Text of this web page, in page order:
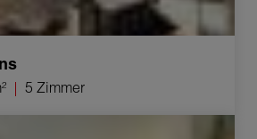
5 Zimmer